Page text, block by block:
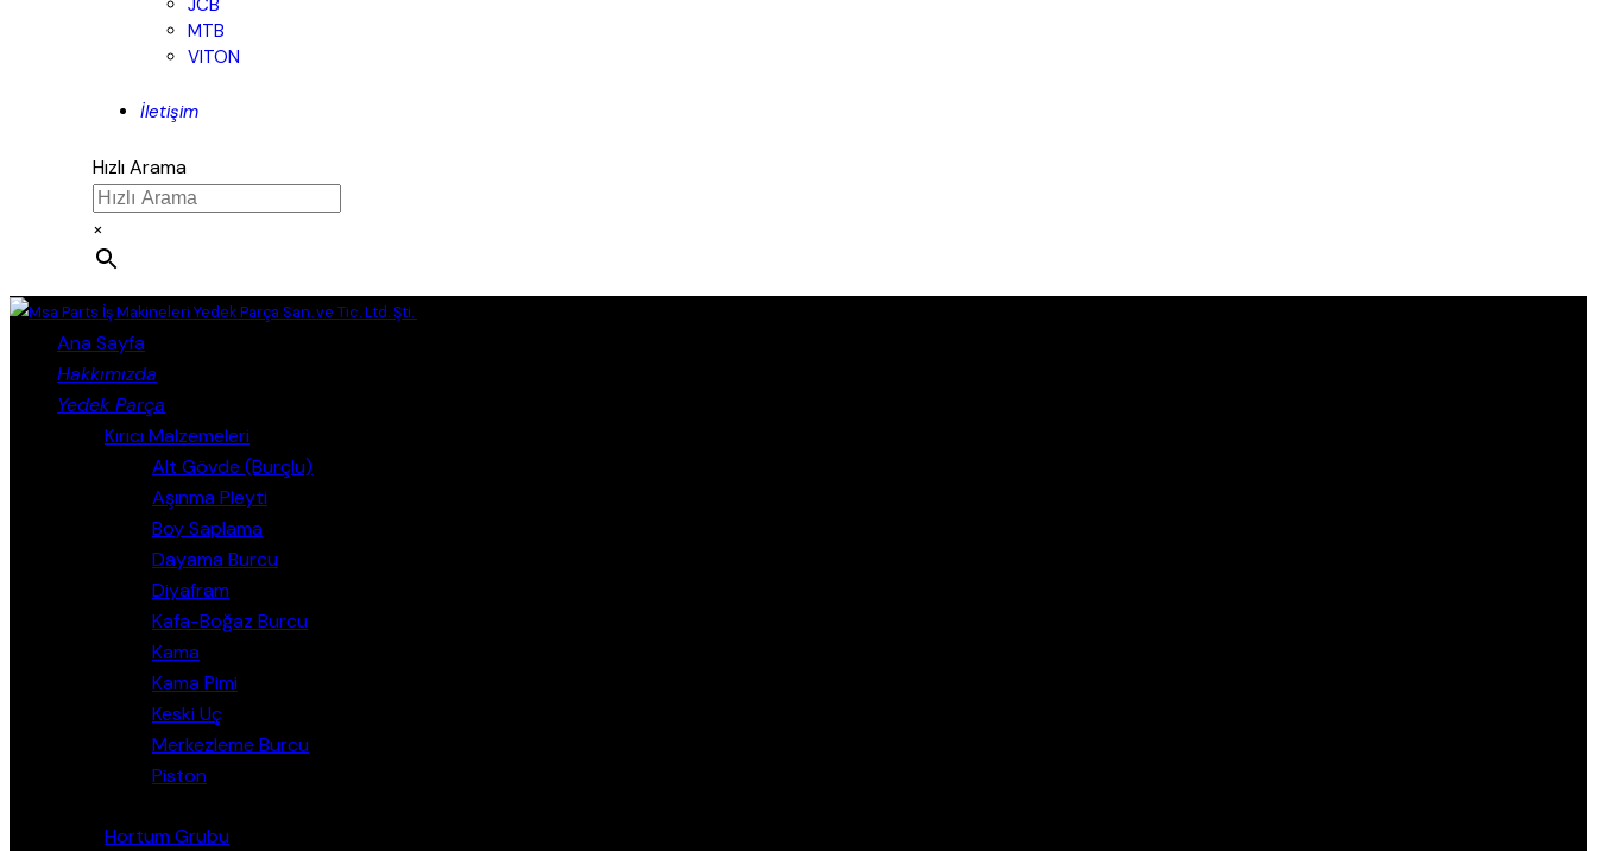
JCB
MTB
VITON
İletişim
Hızlı Arama
×
Ana Sayfa
Hakkımızda
Yedek Parça
Kırıcı Malzemeleri
Alt Gövde (Burçlu)
Aşınma Pleyti
Boy Saplama
Dayama Burcu
Diyafram
Kafa-Boğaz Burcu
Kama
Kama Pimi
Keski Uç
Merkezleme Burcu
Piston
Hortum Grubu